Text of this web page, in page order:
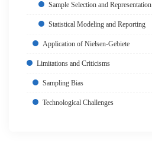
Sample Selection and Representation
Statistical Modeling and Reporting
Application of Nielsen-Gebiete
Limitations and Criticisms
Sampling Bias
Technological Challenges